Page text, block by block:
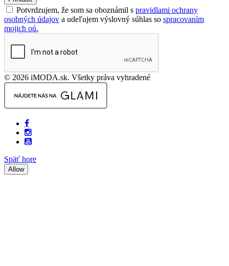
Potvrdzujem, že som sa oboznámil s pravidlami ochrany
osobných údajov a udeľujem výslovný súhlas so spracovaním
mojich oú.
© 2026 iMODA.sk. Všetky práva vyhradené
Späť hore
Allow